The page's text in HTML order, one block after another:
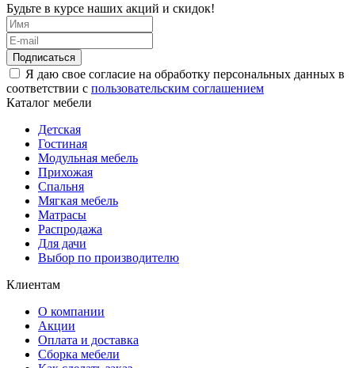
Будьте в курсе наших акций и скидок!
Подписаться
Я даю свое согласие на обработку персональных данных в
соответствии с пользовательским соглашением
Каталог мебели
Детская
Гостиная
Модульная мебель
Прихожая
Спальня
Мягкая мебель
Матрасы
Распродажа
Для дачи
Выбор по производителю
Клиентам
О компании
Акции
Оплата и доставка
Сборка мебели